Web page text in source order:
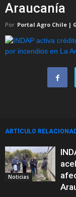
Araucanía
Por Portal Agro Chile |
ARTÍCULO
Noticias